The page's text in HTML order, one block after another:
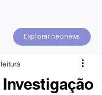
Explorar neonews